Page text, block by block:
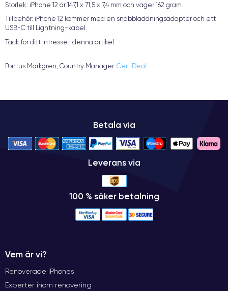
Storlek: iPhone 12 är 147,1 x 71,5 x 7,4 mm och väger 162 gram.
Tillbehör: iPhone 12 kommer med en snabbladdningsadapter och ett
USB-C till Lightning-kabel.
Tack för ditt intresse i denna artikel.
Pontus Markgren, Country Manager CertiDeal
Betala via
Leverans via
100 % säker betalning
Vem är vi?
Renoverade iPhones
Experter inom renovering